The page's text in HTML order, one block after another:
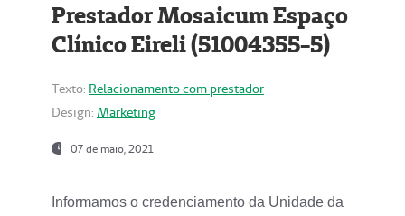
Prestador Mosaicum Espaço
Clínico Eireli (51004355-5)
Texto: Relacionamento com prestador
Design: Marketing
07 de maio, 2021
Informamos o credenciamento da Unidade da